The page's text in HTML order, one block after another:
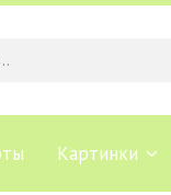
Картинки